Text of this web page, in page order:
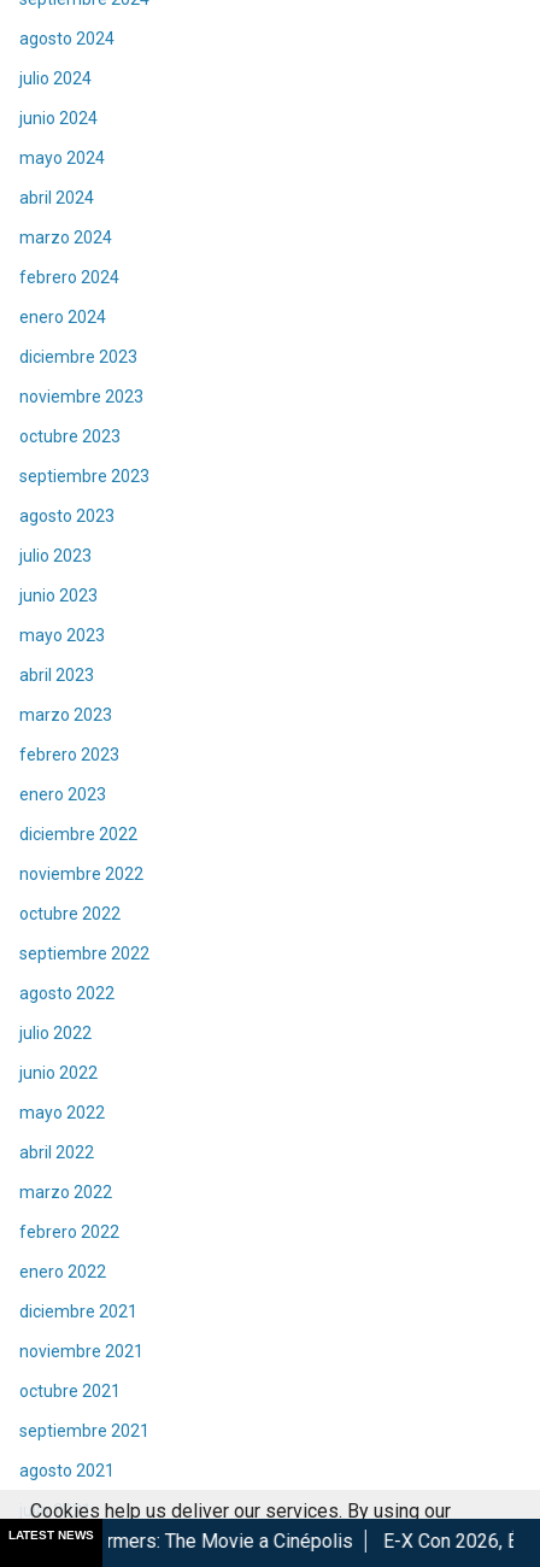
agosto 2024
julio 2024
junio 2024
mayo 2024
abril 2024
marzo 2024
febrero 2024
enero 2024
diciembre 2023
noviembre 2023
octubre 2023
septiembre 2023
agosto 2023
julio 2023
junio 2023
mayo 2023
abril 2023
marzo 2023
febrero 2023
enero 2023
diciembre 2022
noviembre 2022
octubre 2022
septiembre 2022
agosto 2022
julio 2022
junio 2022
mayo 2022
abril 2022
marzo 2022
febrero 2022
enero 2022
diciembre 2021
noviembre 2021
octubre 2021
septiembre 2021
agosto 2021
julio 2021
LATEST NEWS
The Movie a Cinépolis E-X Con 2026, Éxito total en la
Cookies help us deliver our services. By using our
services, you agree to our use of cookies.
Got it